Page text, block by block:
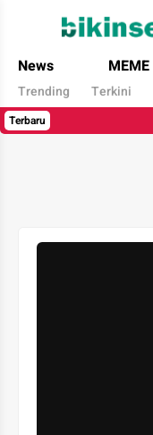
Bikin Seru
News MEME
Trending Terkini
Terbaru